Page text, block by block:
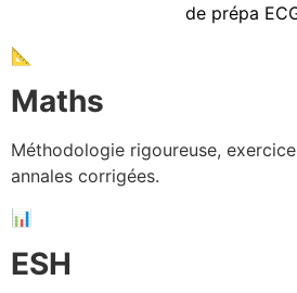
de prépa
📐
Maths
Méthodologie rigoureuse,
annales corrigées.
📊
ESH